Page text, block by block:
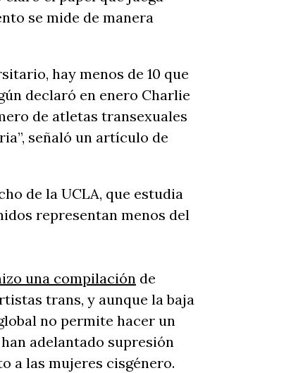
se mide de manera
hay menos de 10 que
declaró en enero Charlie
de atletas transexuales
señaló un artículo de
de la UCLA, que estudia
representan menos del
una compilación de
trans, y aunque la baja
no permite hacer un
adelantado supresión
a las mujeres cisgénero.